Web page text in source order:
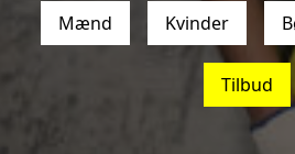
Mænd Kvinder
Tilbud